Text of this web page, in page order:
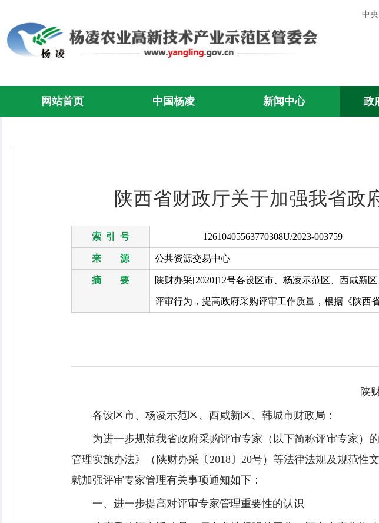
中
网站首页 中国杨凌 新闻中心 政
陕西省财政厅关于加强我省政
索 引 号 12610405563770308U/2023-003759
来 源 公共资源交易中心
摘 要 陕财办采[2020]12号各设区市、杨凌示范区、西咸新
评审行为，提高政府采购评审工作质量，根据《陕西
陕
各设区市、杨凌示范区、西咸新区、韩城市财政局：
为进一步规范我省政府采购评审专家（以下简称评审专家）
管理实施办法》（陕财办采〔2018〕20号）等法律法规及规范
就加强评审专家管理有关事项通知如下：
一、进一步提高对评审专家管理重要性的认识